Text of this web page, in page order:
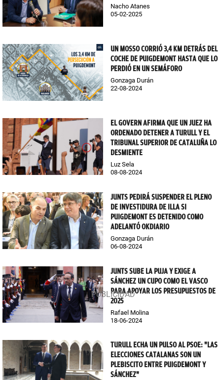
Nacho Atanes
05-02-2025
UN MOSSO CORRIÓ 3,4 KM DETRÁS DEL
COCHE DE PUIGDEMONT HASTA QUE LO
PERDIÓ EN UN SEMÁFORO
Gonzaga Durán
22-08-2024
EL GOVERN AFIRMA QUE UN JUEZ HA
ORDENADO DETENER A TURULL Y EL
TRIBUNAL SUPERIOR DE CATALUÑA LO
DESMIENTE
Luz Sela
08-08-2024
JUNTS PEDIRÁ SUSPENDER EL PLENO
DE INVESTIDURA DE ILLA SI
PUIGDEMONT ES DETENIDO COMO
ADELANTÓ OKDIARIO
Gonzaga Durán
06-08-2024
JUNTS SUBE LA PUJA Y EXIGE A
SÁNCHEZ UN CUPO COMO EL VASCO
PARA APOYAR LOS PRESUPUESTOS DE
2025
Rafael Molina
18-06-2024
TURULL ECHA UN PULSO AL PSOE: "LAS
ELECCIONES CATALANAS SON UN
PLEBISCITO ENTRE PUIGDEMONT Y
SÁNCHEZ"